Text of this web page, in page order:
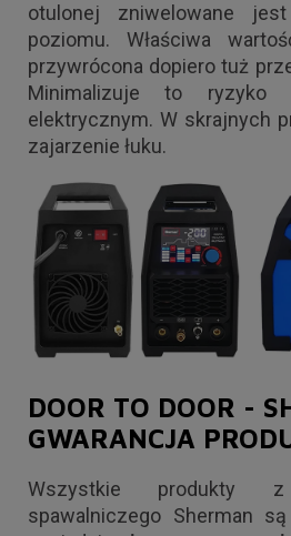
otulonej zniwelowane
poziomu. Właściwa
przywrócona dopiero tuż
Minimalizuje to ryzyko
elektrycznym. W skrajnych
zajarzenie łuku.
DOOR TO DOOR -
GWARANCJA
Wszystkie produkty
spawalniczego Sherman